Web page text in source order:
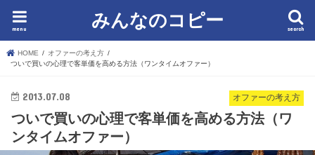
みんなのコピー search
menu
HOME
オファーの考え方
ついで買いの心理で客単価を高める方法（ワンタイムオファー）
オファーの考え方
2013.07.08
ついで買いの心理で客単価を高める方法（ワ
ンタイムオファー）